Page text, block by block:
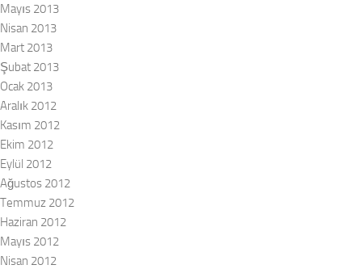
Mayıs 2013
Nisan 2013
Mart 2013
Şubat 2013
Ocak 2013
Aralık 2012
Kasım 2012
Ekim 2012
Eylül 2012
Ağustos 2012
Temmuz 2012
Haziran 2012
Mayıs 2012
Nisan 2012